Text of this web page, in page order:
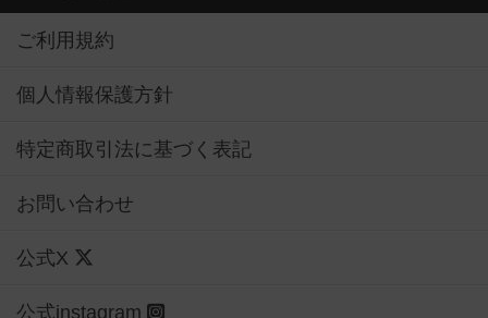
ご利用規約
個人情報保護方針
特定商取引法に基づく表記
お問い合わせ
公式X
公式instagram